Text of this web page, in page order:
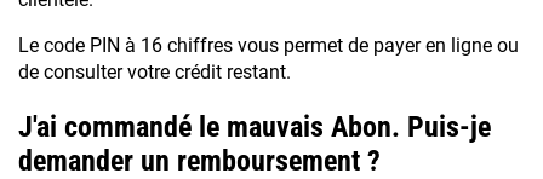
Le code PIN à 16 chiffres vous permet de payer en ligne ou
de consulter votre crédit restant.
J'ai commandé le mauvais Abon. Puis-je
demander un remboursement ?